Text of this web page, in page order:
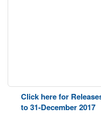
Click here for
to 31-December 2017